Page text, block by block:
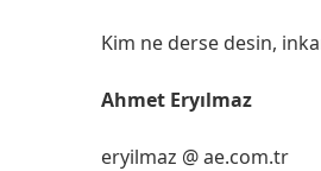
Kim ne derse desin,
Ahmet Eryılmaz
eryilmaz @ ae.com.tr